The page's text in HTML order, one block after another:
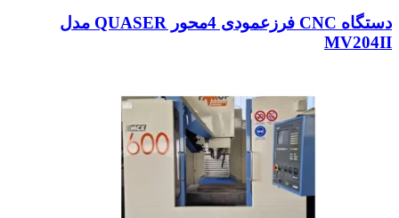
دستگاه CNC فرزعمودی 4محور QUASER مدل
MV204II